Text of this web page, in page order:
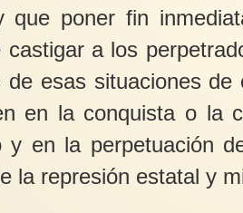
que poner fin
castigar a los
de esas situaciones de
en la conquista o la
y en la perpetuación
la represión estatal y